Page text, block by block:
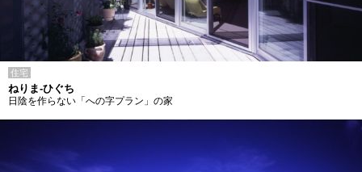
住宅
ねりま-ひぐち
日陰を作らない「への字プラン」の家